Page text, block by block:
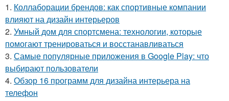
1. Коллаборации брендов: как спортивные компании
влияют на дизайн интерьеров
2. Умный дом для спортсмена: технологии, которые
помогают тренироваться и восстанавливаться
3. Самые популярные приложения в Google Play: что
выбирают пользователи
4. Обзор 16 программ для дизайна интерьера на
телефон